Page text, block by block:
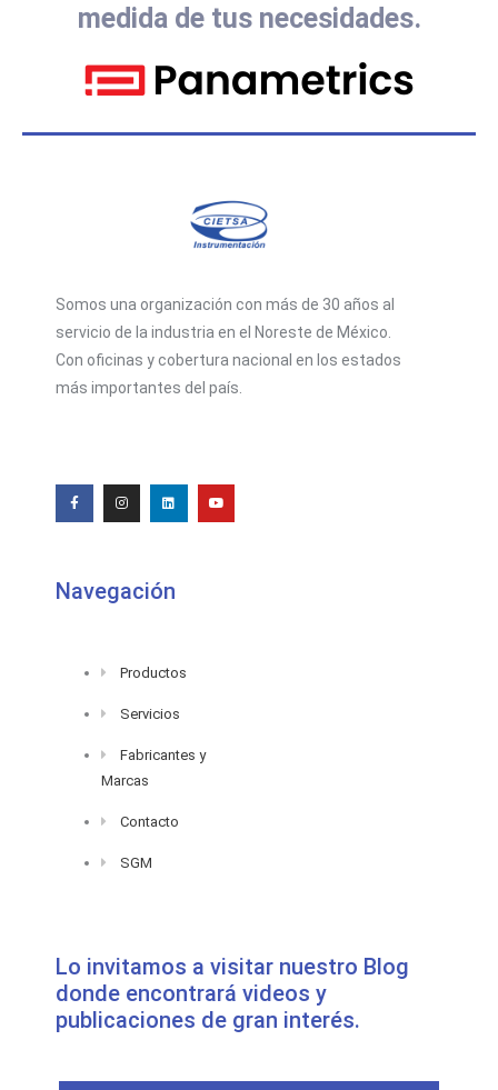
medida de tus necesidades.
Somos una organización con más de 30 años al
servicio de la industria en el Noreste de México.
Con oficinas y cobertura nacional en los estados
más importantes del país.
c
e
b
o
s
t
a
g
n
k
e
d
u
t
u
b
Navegación
Productos
Servicios
Fabricantes y
Marcas
Contacto
SGM
Lo invitamos a visitar nuestro Blog
donde encontrará videos y
publicaciones de gran interés.